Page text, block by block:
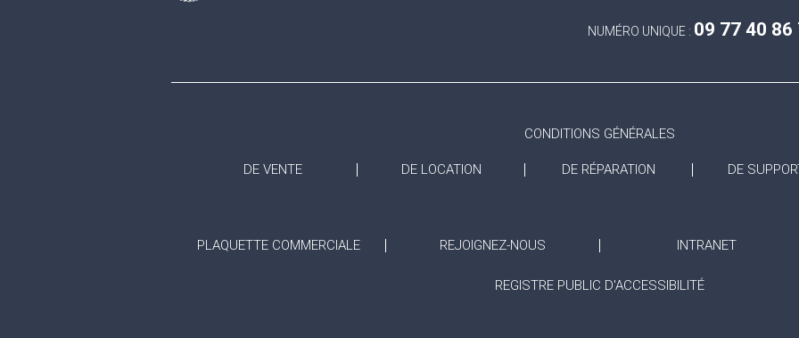
NUMÉRO UNIQUE : 09 77 40 86
CONDITIONS GÉNÉRALES
DE VENTE DE LOCATION DE RÉPARATION DE
PLAQUETTE COMMERCIALE REJOIGNEZ-NOUS INTRANET
REGISTRE PUBLIC D'ACCESSIBILITÉ